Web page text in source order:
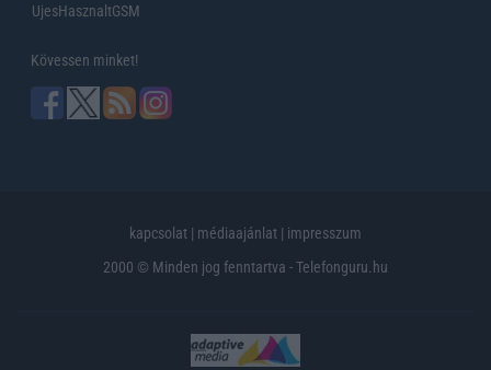
UjesHasznaltGSM
Kövessen minket!
kapcsolat | médiaajánlat | impresszum
2000 © Minden jog fenntartva - Telefonguru.hu